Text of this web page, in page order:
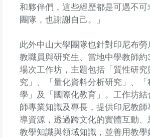
和夥伴們，這些經歷都是可遇不可
團隊，也謝謝自己。」
此外中山大學團隊也針對印尼布勞
教職員與研究生、當地中學教師約
場次工作坊，主題包括「質性研究
究」、「量化資料分析研究」、「
學」及「國際化教育」。工作坊結
師專業知識及專長，提供印尼教師
導資源，透過跨文化的實體互動、
教學知識與領域知識，並善用教學